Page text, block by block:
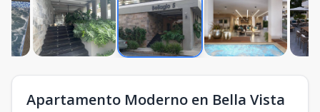
Apartamento Moderno en Bella Vista